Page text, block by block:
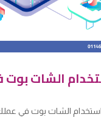
الشات
استخدام الشات بوت في